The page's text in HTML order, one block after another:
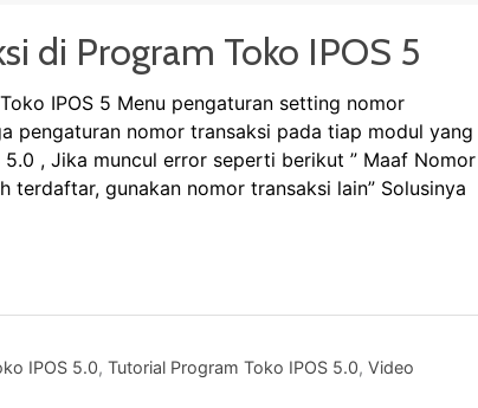
di Program Toko IPOS 5
IPOS 5 Menu pengaturan setting nomor
pengaturan nomor transaksi pada tiap modul yang
, Jika muncul error seperti berikut ” Maaf Nomor
terdaftar, gunakan nomor transaksi lain” Solusinya
IPOS 5.0,Tutorial Program Toko IPOS 5.0,Video